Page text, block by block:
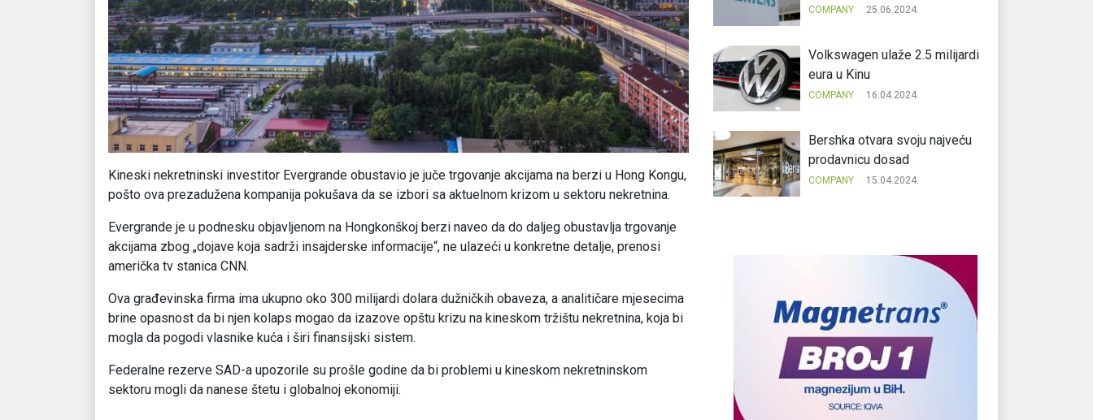
Kineski nekretninski investitor Evergrande obustavio je juče trgovanje akcijama na berzi u Hong Kongu,
pošto ova prezadužena kompanija pokušava da se izbori sa aktuelnom krizom u sektoru nekretnina.
Evergrande je u podnesku objavljenom na Hongkonškoj berzi naveo da do daljeg obustavlja trgovanje
akcijama zbog „dojave koja sadrži insajderske informacije“, ne ulazeći u konkretne detalje, prenosi
američka tv stanica CNN.
Ova građevinska firma ima ukupno oko 300 milijardi dolara dužničkih obaveza, a analitičare mjesecima
brine opasnost da bi njen kolaps mogao da izazove opštu krizu na kineskom tržištu nekretnina, koja bi
mogla da pogodi vlasnike kuća i širi finansijski sistem.
Federalne rezerve SAD-a upozorile su prošle godine da bi problemi u kineskom nekretninskom
sektoru mogli da nanese štetu i globalnoj ekonomiji.
COMPANY 25.06.2024.
Volkswagen ulaže 2.5 milijardi
eura u Kinu
COMPANY 16.04.2024.
Bershka otvara svoju najveću
prodavnicu dosad
COMPANY 15.04.2024.